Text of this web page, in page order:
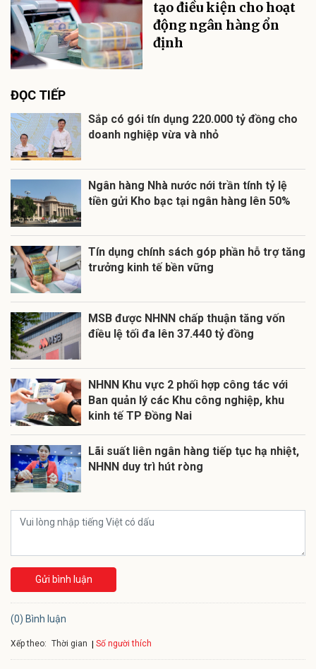
tạo điều kiện cho hoạt
động ngân hàng ổn
định
ĐỌC TIẾP
Sắp có gói tín dụng 220.000 tỷ đồng cho
doanh nghiệp vừa và nhỏ
Ngân hàng Nhà nước nới trần tính tỷ lệ
tiền gửi Kho bạc tại ngân hàng lên 50%
Tín dụng chính sách góp phần hỗ trợ tăng
trưởng kinh tế bền vững
MSB được NHNN chấp thuận tăng vốn
điều lệ tối đa lên 37.440 tỷ đồng
NHNN Khu vực 2 phối hợp công tác với
Ban quản lý các Khu công nghiệp, khu
kinh tế TP Đồng Nai
Lãi suất liên ngân hàng tiếp tục hạ nhiệt,
NHNN duy trì hút ròng
Gửi bình luận
(0) Bình luận
Xếp theo: Thời gian Số người thích